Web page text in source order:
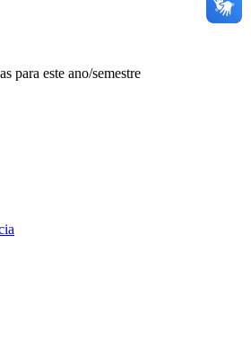
para este ano/semestre